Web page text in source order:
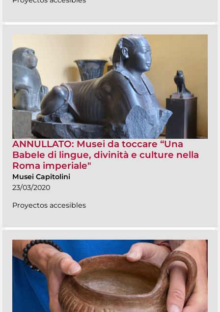
ANNULLATO: Musei da toccare “Una
Babele di lingue, divinità e culture nella
Roma imperiale"
Musei Capitolini
23/03/2020
Proyectos accesibles